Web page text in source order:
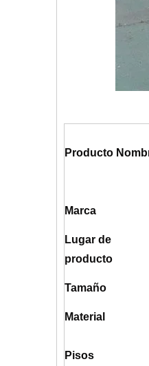
Producto
Marca
Lugar de
producto
Tamaño
Material
Pisos